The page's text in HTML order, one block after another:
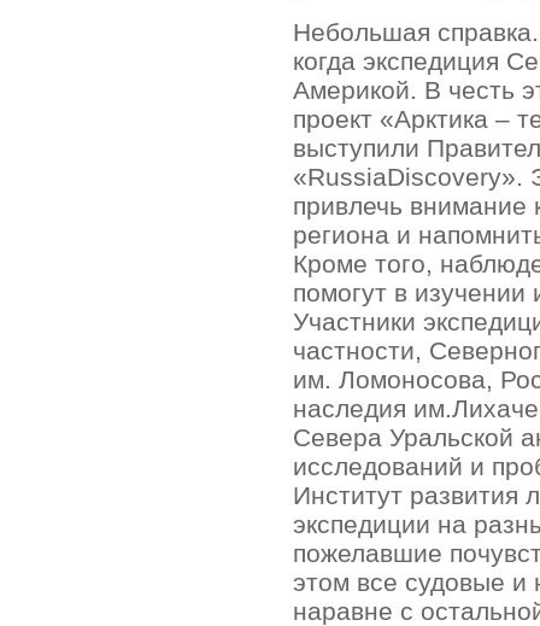
Небольшая
когда экспедиция
Америкой. В честь
проект «Арктика –
выступили
«RussiaDiscovery».
привлечь внимание
региона и
Кроме того,
помогут в изучении
Участники
частности,
им. Ломоносова,
наследия
Севера Уральской
исследований и
Институт развития
экспедиции на
пожелавшие
этом все судовые и
наравне с